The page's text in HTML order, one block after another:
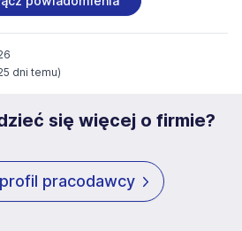
klauzula-informacyjna.html
przyszłych rekrutacji przez okres
dobrowolna i może być w każdym
dni temu)
się więcej o firmie?
pracodawcy